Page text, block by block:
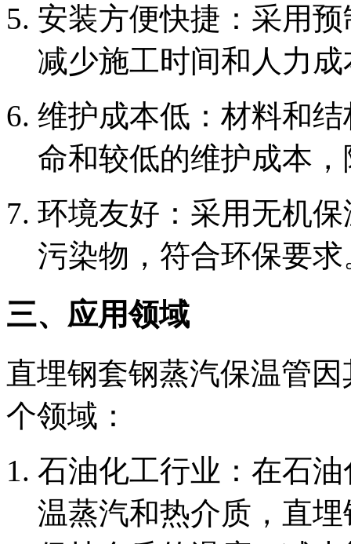
安装方便快捷‌：采用
减少施工时间和人力
维护成本低‌：材料和
命和较低的维护成本
环境友好‌：采用无机
污染物，符合环保要求
三、应用领域
直埋钢套钢蒸汽保温管
个领域：
石油化工行业‌：在石
温蒸汽和热介质，直